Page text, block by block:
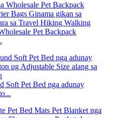
Pet Backpack
Soft Pet Bed nga adunay